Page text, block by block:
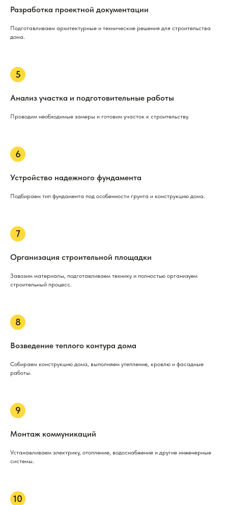
Разработка проектной документации
Подготавливаем архитектурные и технические решения для строительства
дома.
Анализ участка и подготовительные работы
Проводим необходимые замеры и готовим участок к строительству.
Устройство надежного фундамента
Подбираем тип фундамента под особенности грунта и конструкцию дома.
Организация строительной площадки
Завозим материалы, подготавливаем технику и полностью организуем
строительный процесс.
Возведение теплого контура дома
Собираем конструкцию дома, выполняем утепление, кровлю и фасадные
работы.
Монтаж коммуникаций
Устанавливаем электрику, отопление, водоснабжение и другие инженерные
системы.